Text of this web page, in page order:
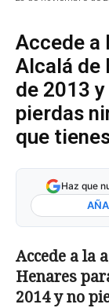
Accede a
Alcalá de
de 2013
pierdas
que
Haz que
Accede a la
Henares
2014 y no